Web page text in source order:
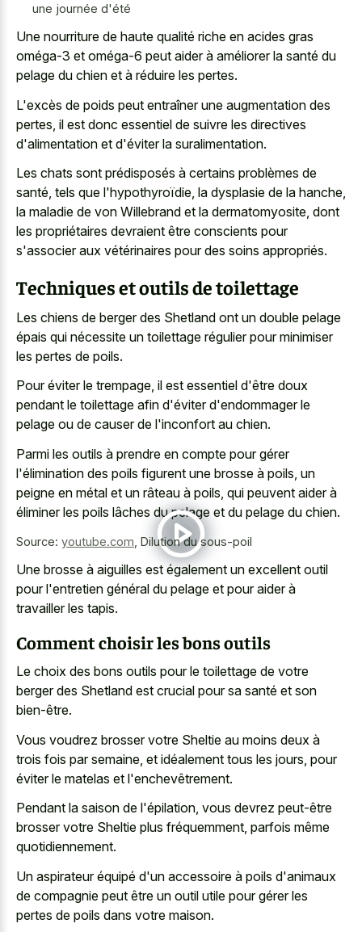
une journée d'été
Une nourriture de haute qualité riche en acides gras
oméga-3 et oméga-6 peut aider à améliorer la santé du
pelage du chien et à réduire les pertes.
L'excès de poids peut entraîner une augmentation des
pertes, il est donc essentiel de suivre les directives
d'alimentation et d'éviter la suralimentation.
Les chats sont prédisposés à certains problèmes de
santé, tels que l'hypothyroïdie, la dysplasie de la hanche,
la maladie de von Willebrand et la dermatomyosite, dont
les propriétaires devraient être conscients pour
s'associer aux vétérinaires pour des soins appropriés.
Techniques et outils de toilettage
Les chiens de berger des Shetland ont un double pelage
épais qui nécessite un toilettage régulier pour minimiser
les pertes de poils.
Pour éviter le trempage, il est essentiel d'être doux
pendant le toilettage afin d'éviter d'endommager le
pelage ou de causer de l'inconfort au chien.
Parmi les outils à prendre en compte pour gérer
l'élimination des poils figurent une brosse à poils, un
peigne en métal et un râteau à poils, qui peuvent aider à
éliminer les poils lâches du pelage et du pelage du chien.
Source: youtube.com Dilution du sous-poil
Une brosse à aiguilles est également un excellent outil
pour l'entretien général du pelage et pour aider à
travailler les tapis.
Comment choisir les bons outils
Le choix des bons outils pour le toilettage de votre
berger des Shetland est crucial pour sa santé et son
bien-être.
Vous voudrez brosser votre Sheltie au moins deux à
trois fois par semaine, et idéalement tous les jours, pour
éviter le matelas et l'enchevêtrement.
Pendant la saison de l'épilation, vous devrez peut-être
brosser votre Sheltie plus fréquemment, parfois même
quotidiennement.
Un aspirateur équipé d'un accessoire à poils d'animaux
de compagnie peut être un outil utile pour gérer les
pertes de poils dans votre maison.